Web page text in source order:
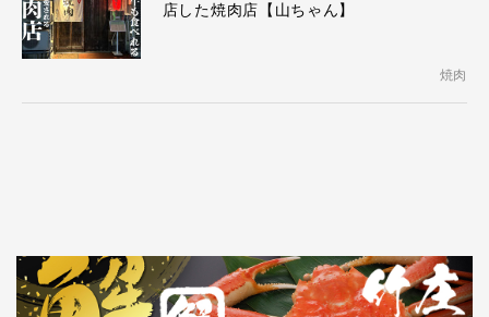
店した焼肉店【山ちゃん】
焼肉